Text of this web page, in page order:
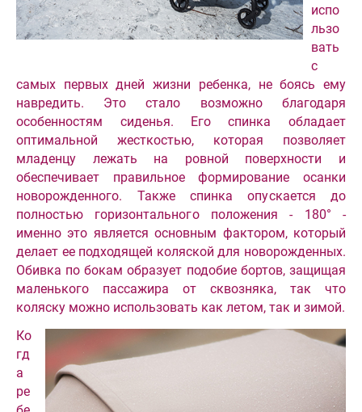
испо
льзо
вать
с
самых первых дней жизни ребенка, не боясь ему
навредить. Это стало возможно благодаря
особенностям сиденья. Его спинка обладает
оптимальной жесткостью, которая позволяет
младенцу лежать на ровной поверхности и
обеспечивает правильное формирование осанки
новорожденного. Также спинка опускается до
полностью горизонтального положения - 180° -
именно это является основным фактором, который
делает ее подходящей коляской для новорожденных.
Обивка по бокам образует подобие бортов, защищая
маленького пассажира от сквозняка, так что
коляску можно использовать как летом, так и зимой.
Ко
гд
а
ре